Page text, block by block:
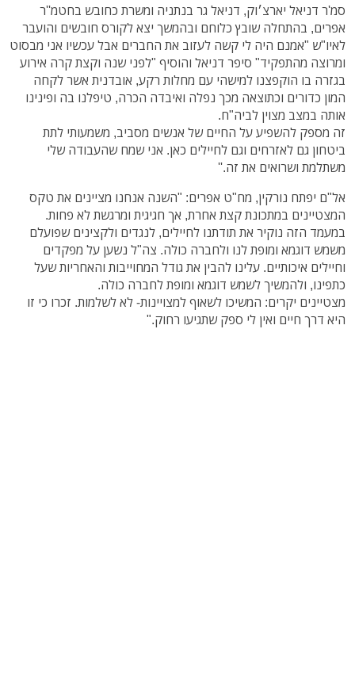
סמ'ר דניאל יארצ׳וק, דניאל גר בנתניה ומשרת כחובש בחטמ''ר
אפרים, בהתחלה שובץ כלוחם ובהמשך יצא לקורס חובשים והועבר
לאיו"ש "אמנם היה לי קשה לעזוב את החברים אבל עכשיו אני מבסוט
ומרוצה מהתפקיד" סיפר דניאל והוסיף "לפני שנה וקצת קרה אירוע
בגזרה בו הוקפצנו למישהי עם מחלות רקע, אובדנית אשר לקחה
המון כדורים וכתוצאה מכך נפלה ואיבדה הכרה, טיפלנו בה ופינינו
אותה במצב מצוין לביה"ח.
זה מספק להשפיע על החיים של אנשים מסביב, משמעותי לתת
ביטחון גם לאזרחים וגם לחיילים כאן. אני שמח שהעבודה שלי
משתלמת ושרואים את זה.''
אל"ם יפתח נורקין, מח"ט אפרים: "השנה אנחנו מציינים את טקס
המצטיינים במתכונת קצת אחרת, אך חגיגית ומרגשת לא פחות.
במעמד הזה נוקיר את תודתנו לחיילים, לנגדים ולקצינים שפועלם
משמש דוגמא ומופת לנו ולחברה כולה. צה"ל נשען על מפקדים
וחיילים איכותיים. עלינו להבין את גודל המחוייבות והאחריות שעל
כתפינו, ולהמשיך לשמש דוגמא ומופת לחברה כולה.
מצטיינים יקרים: המשיכו לשאוף למצויינות- לא לשלמות. זכרו כי זו
היא דרך חיים ואין לי ספק שתגיעו רחוק."